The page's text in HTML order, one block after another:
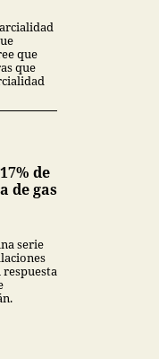
que
que
de
de gas
serie
respuesta